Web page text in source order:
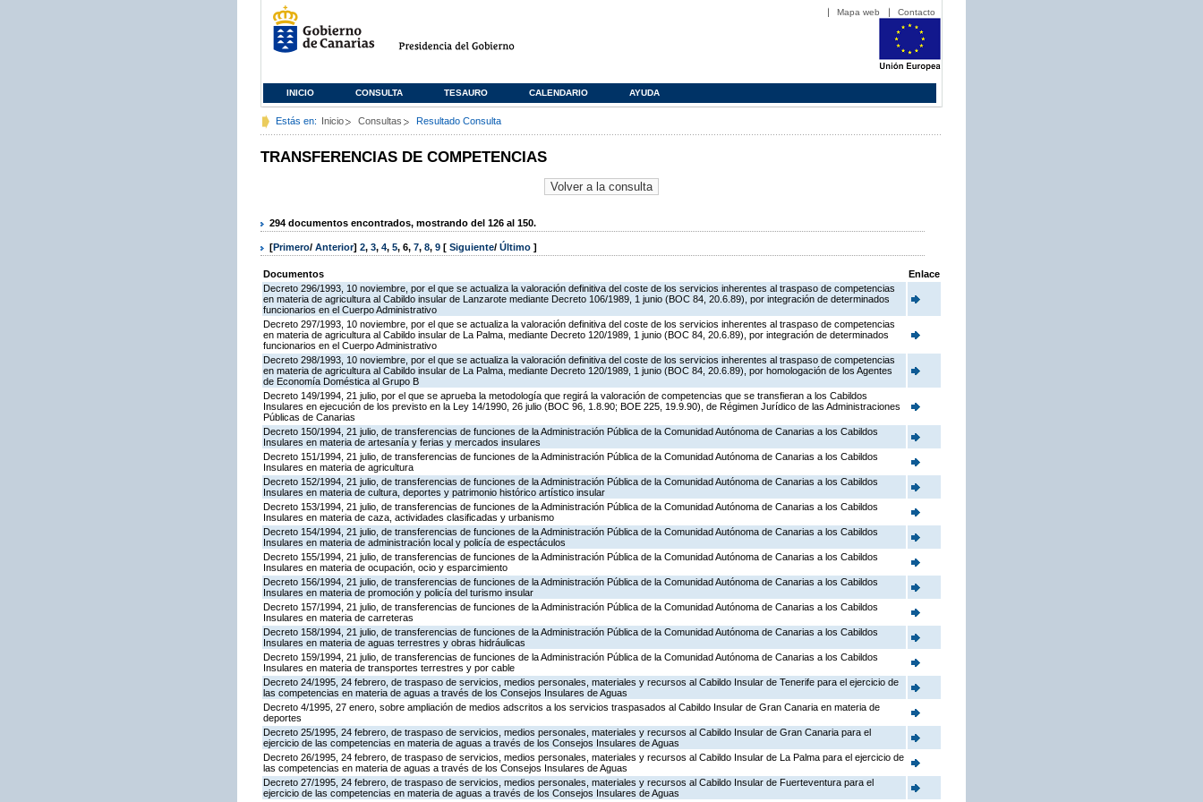
Mapa web Contacto
INICIO CONSULTA TESAURO CALENDARIO AYUDA
Estás en: Inicio Consultas Resultado Consulta
TRANSFERENCIAS DE COMPETENCIAS
294 documentos encontrados, mostrando del 126 al 150.
[Primero/ Anterior] 2, 3, 4, 5, 6, 7, 8, 9 [ Siguiente/ Último ]
Documentos
Enlace
Decreto 296/1993, 10 noviembre, por el que se actualiza la valoración definitiva del coste de los servicios inherentes al traspaso de competencias
en materia de agricultura al Cabildo insular de Lanzarote mediante Decreto 106/1989, 1 junio (BOC 84, 20.6.89), por integración de determinados
funcionarios en el Cuerpo Administrativo
Decreto 297/1993, 10 noviembre, por el que se actualiza la valoración definitiva del coste de los servicios inherentes al traspaso de competencias
en materia de agricultura al Cabildo insular de La Palma, mediante Decreto 120/1989, 1 junio (BOC 84, 20.6.89), por integración de determinados
funcionarios en el Cuerpo Administrativo
Decreto 298/1993, 10 noviembre, por el que se actualiza la valoración definitiva del coste de los servicios inherentes al traspaso de competencias
en materia de agricultura al Cabildo insular de La Palma, mediante Decreto 120/1989, 1 junio (BOC 84, 20.6.89), por homologación de los Agentes
de Economía Doméstica al Grupo B
Decreto 149/1994, 21 julio, por el que se aprueba la metodología que regirá la valoración de competencias que se transfieran a los Cabildos
Insulares en ejecución de los previsto en la Ley 14/1990, 26 julio (BOC 96, 1.8.90; BOE 225, 19.9.90), de Régimen Jurídico de las Administraciones
Públicas de Canarias
Decreto 150/1994, 21 julio, de transferencias de funciones de la Administración Pública de la Comunidad Autónoma de Canarias a los Cabildos
Insulares en materia de artesanía y ferias y mercados insulares
Decreto 151/1994, 21 julio, de transferencias de funciones de la Administración Pública de la Comunidad Autónoma de Canarias a los Cabildos
Insulares en materia de agricultura
Decreto 152/1994, 21 julio, de transferencias de funciones de la Administración Pública de la Comunidad Autónoma de Canarias a los Cabildos
Insulares en materia de cultura, deportes y patrimonio histórico artístico insular
Decreto 153/1994, 21 julio, de transferencias de funciones de la Administración Pública de la Comunidad Autónoma de Canarias a los Cabildos
Insulares en materia de caza, actividades clasificadas y urbanismo
Decreto 154/1994, 21 julio, de transferencias de funciones de la Administración Pública de la Comunidad Autónoma de Canarias a los Cabildos
Insulares en materia de administración local y policía de espectáculos
Decreto 155/1994, 21 julio, de transferencias de funciones de la Administración Pública de la Comunidad Autónoma de Canarias a los Cabildos
Insulares en materia de ocupación, ocio y esparcimiento
Decreto 156/1994, 21 julio, de transferencias de funciones de la Administración Pública de la Comunidad Autónoma de Canarias a los Cabildos
Insulares en materia de promoción y policía del turismo insular
Decreto 157/1994, 21 julio, de transferencias de funciones de la Administración Pública de la Comunidad Autónoma de Canarias a los Cabildos
Insulares en materia de carreteras
Decreto 158/1994, 21 julio, de transferencias de funciones de la Administración Pública de la Comunidad Autónoma de Canarias a los Cabildos
Insulares en materia de aguas terrestres y obras hidráulicas
Decreto 159/1994, 21 julio, de transferencias de funciones de la Administración Pública de la Comunidad Autónoma de Canarias a los Cabildos
Insulares en materia de transportes terrestres y por cable
Decreto 24/1995, 24 febrero, de traspaso de servicios, medios personales, materiales y recursos al Cabildo Insular de Tenerife para el ejercicio de
las competencias en materia de aguas a través de los Consejos Insulares de Aguas
Decreto 4/1995, 27 enero, sobre ampliación de medios adscritos a los servicios traspasados al Cabildo Insular de Gran Canaria en materia de
deportes
Decreto 25/1995, 24 febrero, de traspaso de servicios, medios personales, materiales y recursos al Cabildo Insular de Gran Canaria para el
ejercicio de las competencias en materia de aguas a través de los Consejos Insulares de Aguas
Decreto 26/1995, 24 febrero, de traspaso de servicios, medios personales, materiales y recursos al Cabildo Insular de La Palma para el ejercicio de
las competencias en materia de aguas a través de los Consejos Insulares de Aguas
Decreto 27/1995, 24 febrero, de traspaso de servicios, medios personales, materiales y recursos al Cabildo Insular de Fuerteventura para el
ejercicio de las competencias en materia de aguas a través de los Consejos Insulares de Aguas